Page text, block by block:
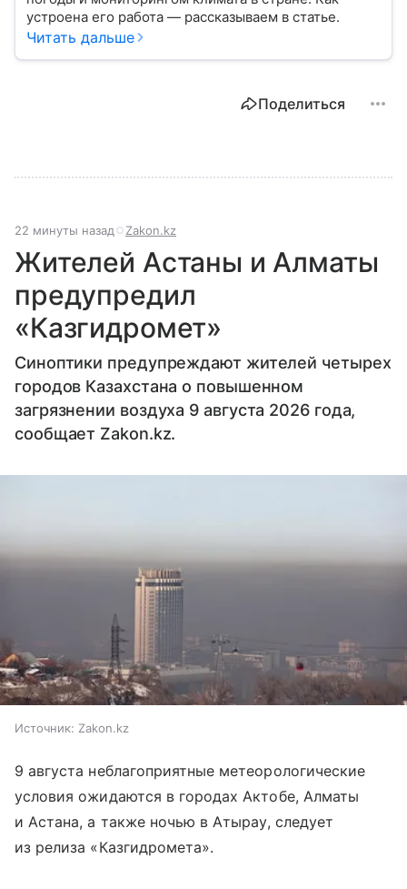
устроена его работа — рассказываем в статье.
Читать дальше
Поделиться
22 минуты назад Zakon.kz
Жителей Астаны и Алматы
предупредил
«Казгидромет»
Синоптики предупреждают жителей четырех
городов Казахстана о повышенном
загрязнении воздуха 9 августа 2026 года,
сообщает Zakon.kz.
Источник: Zakon.kz
9 августа неблагоприятные метеорологические
условия ожидаются в городах Актобе, Алматы
и Астана, а также ночью в Атырау, следует
из релиза «Казгидромета».